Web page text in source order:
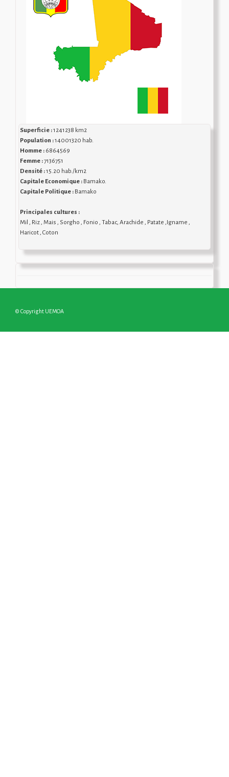
Superficie :1241238 km2
Population :14001320 hab.
Homme : 6864569
Femme :7136751
Densité :15.20 hab./km2
Capitale Economique : Bamako.
Capitale Politique : Bamako
Principales cultures :
Mil , Riz , Mais , Sorgho , Fonio , Tabac, Arachide , Patate ,Igname ,
Haricot , Coton
© Copyright UEMOA